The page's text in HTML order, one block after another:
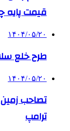
قیمت پایه
۱۴۰۴/۰۵/۲۰
طرح خلع
۱۴۰۴/۰۵/۲۰
تصاحب
ترامپ